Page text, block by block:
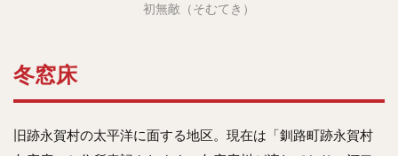
初無敵（そむてき）
冬窓床
旧跡永賀村の太平洋に面する地区。現在は「釧路町跡永賀村